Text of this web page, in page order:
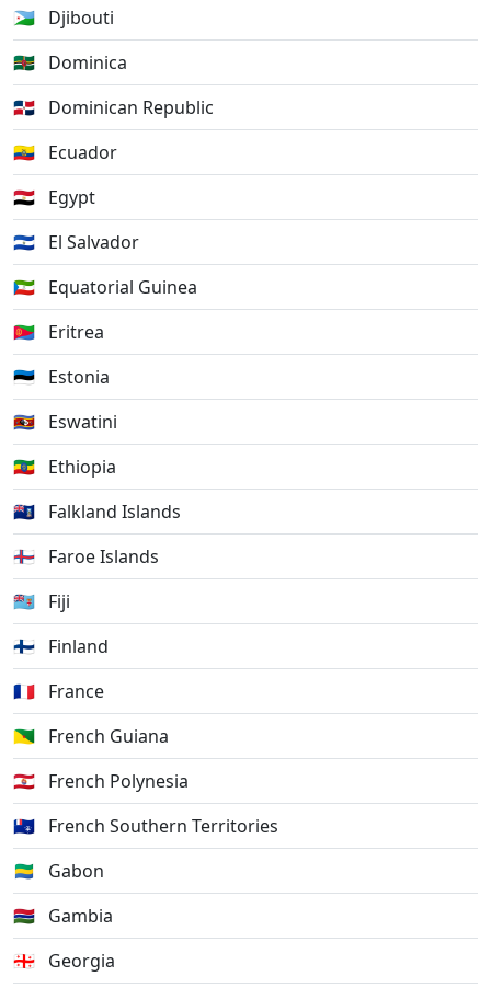
🇩🇯 Djibouti
🇩🇲 Dominica
🇩🇴 Dominican Republic
🇪🇨 Ecuador
🇪🇬 Egypt
🇸🇻 El Salvador
🇬🇶 Equatorial Guinea
🇪🇷 Eritrea
🇪🇪 Estonia
🇸🇿 Eswatini
🇪🇹 Ethiopia
🇫🇰 Falkland Islands
🇫🇴 Faroe Islands
🇫🇯 Fiji
🇫🇮 Finland
🇫🇷 France
🇬🇫 French Guiana
🇵🇫 French Polynesia
🇹🇫 French Southern Territories
🇬🇦
Gabon
🇬🇲 Gambia
🇬🇪 Georgia